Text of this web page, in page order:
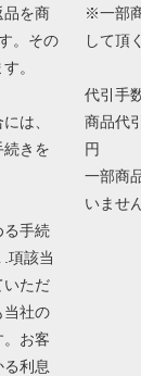
品を商
。その
。
は、
続きを
る手続
項該当
いただ
当社の
お客
利息
※一部
して頂
代引手
商品代
円
一部商
いませ